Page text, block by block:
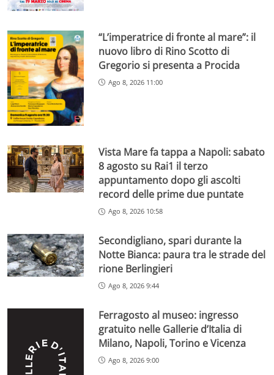
“L’imperatrice di fronte al mare”: il
nuovo libro di Rino Scotto di
Gregorio si presenta a Procida
Ago 8, 2026 11:00
Vista Mare fa tappa a Napoli: sabato
8 agosto su Rai1 il terzo
appuntamento dopo gli ascolti
record delle prime due puntate
Ago 8, 2026 10:58
Secondigliano, spari durante la
Notte Bianca: paura tra le strade del
rione Berlingieri
Ago 8, 2026 9:44
Ferragosto al museo: ingresso
gratuito nelle Gallerie d’Italia di
Milano, Napoli, Torino e Vicenza
Ago 8, 2026 9:00